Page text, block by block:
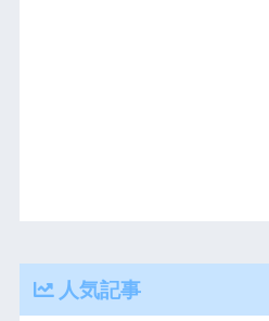
人気記事